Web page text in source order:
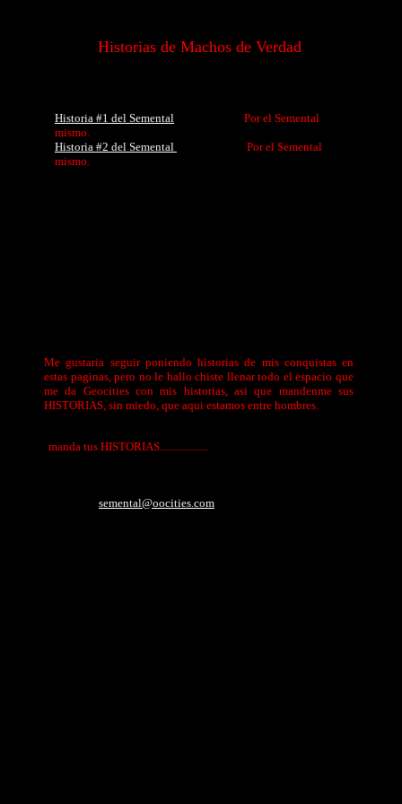
Historias de Machos de Verdad
Historia #1 del Semental Por el Semental
mismo.
Historia #2 del Semental
Por el Semental
mismo.
Me gustaria seguir poniendo historias de mis conquistas en
estas paginas, pero no le hallo chiste llenar todo el espacio que
me da Geocities con mis historias, asi que mandenme sus
HISTORIAS, sin miedo, que aqui estamos entre hombres.
manda tus HISTORIAS..................
semental@oocities.com